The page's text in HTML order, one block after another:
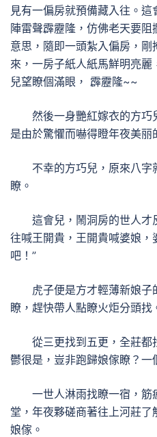
見有一偏房就預備藏入往。
陣雷聲霹靂隆，仿佛老天要
意思，隨即一頭紮入偏房，
來，一房子紙人紙馬鮮明亮
兒望瞭個滿眼， 霹靂隆~~
然後一身艷紅嫁衣的方巧
是由於驚懼而嚇得瞪年夜美丽
不幸的方巧兒，原來八字
瞭。
這會兒，鬧洞房的世人才
往喊王開貴，王開貴喊婆娘，
吧！”
虎子便是方才輕薄新娘子
瞭，趕快帶人點瞭火炬分頭找
從三更找到五更，全莊都
鬱很是，豈非跑歸娘傢瞭？一
一世人淋雨找瞭一宿，筋
堂，年夜夥磋商著往上河莊
娘傢。